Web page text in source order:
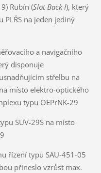
Rubín (Slot Back I), který
PLŘS na jeden jediný
a navigačního
disponuje
střelbu na
místo elektro-optického
typu OEPrNK-29
SUV-29S na místo
řízení typu SAU-451-05
přineslo vzrůst max.